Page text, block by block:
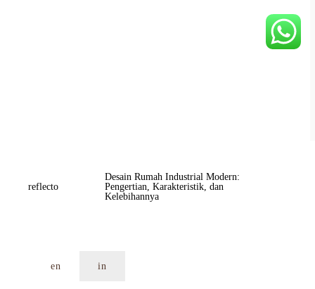
reflecto
Desain Rumah Industrial Modern:
Pengertian, Karakteristik, dan
Kelebihannya
en in